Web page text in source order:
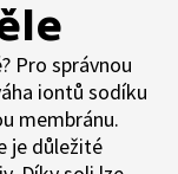
Pro správnou
iontů sodíku
membránu.
je důležité